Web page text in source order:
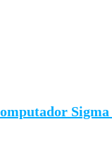
Sigma